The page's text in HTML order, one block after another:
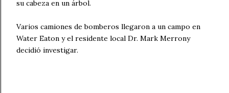
su cabeza en un árbol.
Varios camiones de bomberos llegaron a un campo en
Water Eaton y el residente local Dr. Mark Merrony
decidió investigar.